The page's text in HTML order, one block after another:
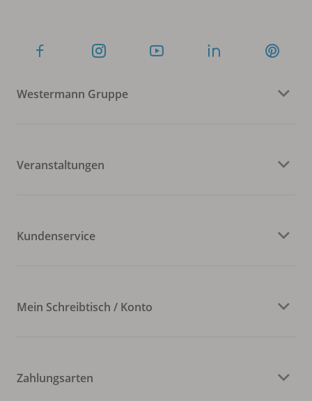
Westermann Gruppe
Veranstaltungen
Kundenservice
Mein Schreibtisch / Konto
Zahlungsarten